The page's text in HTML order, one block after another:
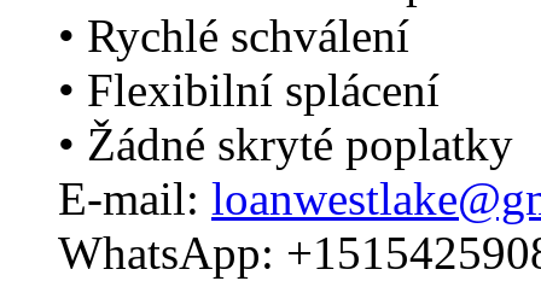
• Rychlé schválení
• Flexibilní splácení
• Žádné skryté poplatky
E-mail:
WhatsApp: